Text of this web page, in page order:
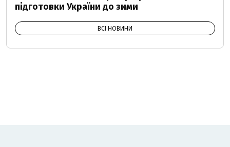
підготовки України до зими
ВСІ НОВИНИ